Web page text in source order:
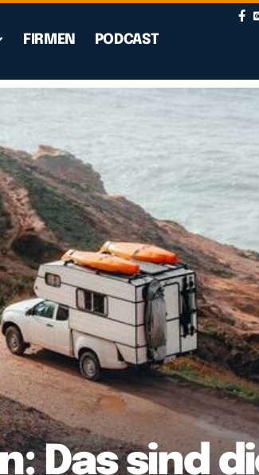
FIRMEN PODCAST
Das sind